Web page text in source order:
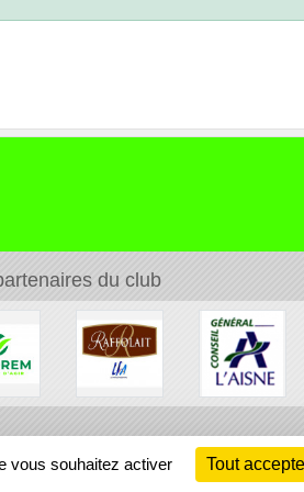
du club
vous souhaitez activer Tout